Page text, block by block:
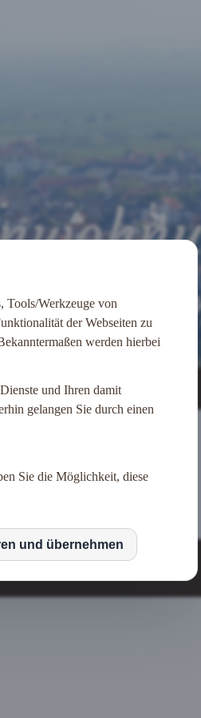
Tools/Werkzeuge von
der Webseiten zu
werden hierbei
und Ihren damit
gelangen Sie durch einen
Sie die Möglichkeit, diese
und übernehmen